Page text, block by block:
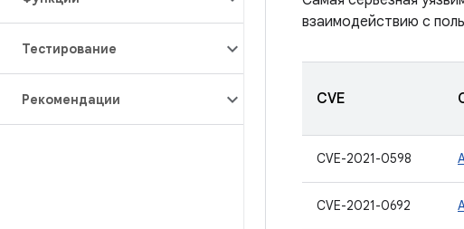
Тестирование
Рекомендации
взаимодействию с
CVE
CVE-2021-0598
CVE-2021-0692